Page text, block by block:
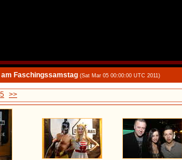
Faschingssamstag (Sat Mar 05 00:00:00 UTC 2011)
5 >>